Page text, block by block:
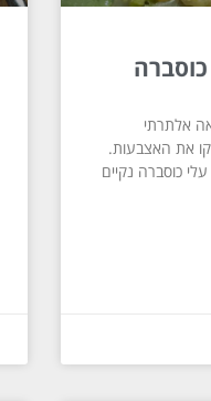
כוסברה
אלתרתי
את האצבעות.
כוסברה נקיים